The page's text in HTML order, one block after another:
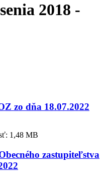
2018 -
zo dňa 18.07.2022
1,48 MB
zastupiteľstva